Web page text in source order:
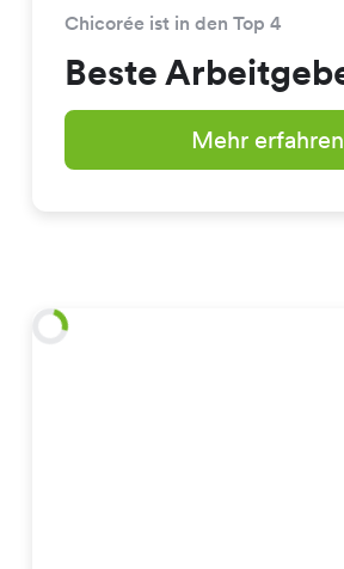
Chicorée ist in den Top 4
Beste
Mehr erfahren